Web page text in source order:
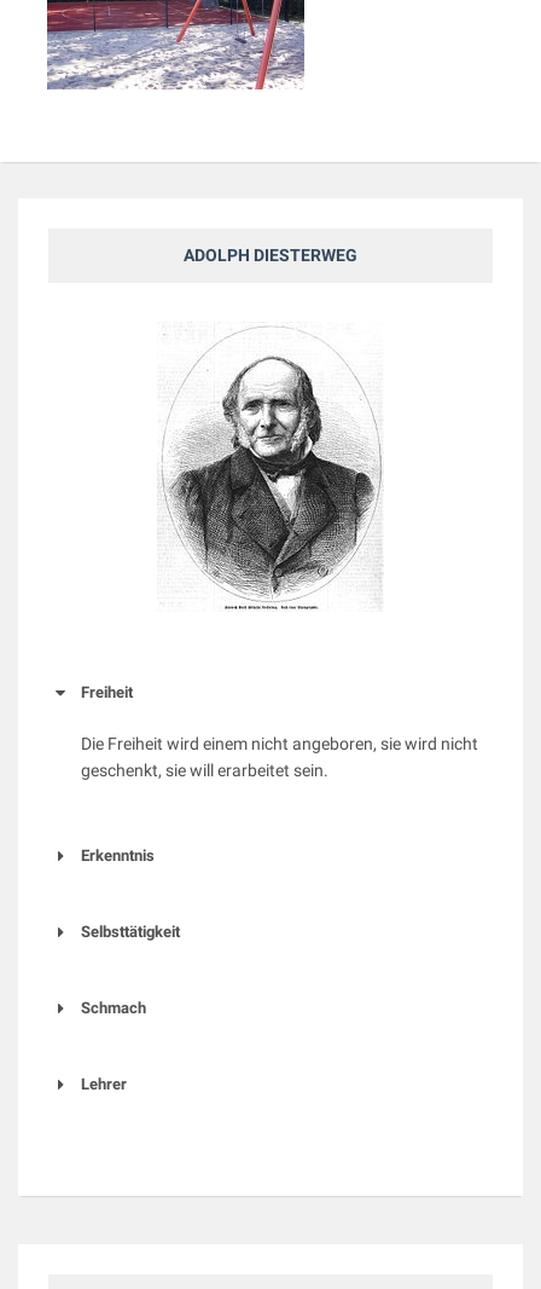
ADOLPH DIESTERWEG
Freiheit
Die Freiheit wird einem nicht angeboren, sie wird nicht
geschenkt, sie will erarbeitet sein.
Erkenntnis
Selbsttätigkeit
Schmach
Lehrer